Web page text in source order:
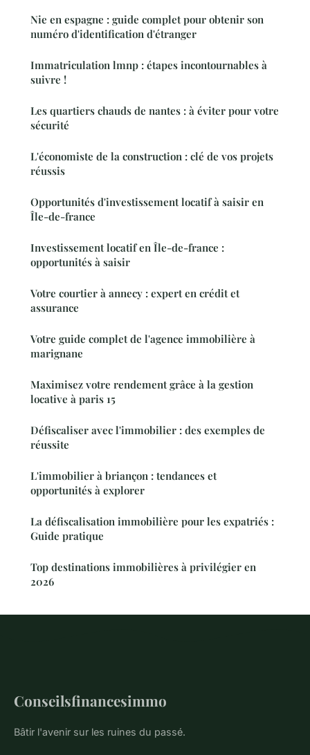
Nie en espagne : guide complet pour obtenir son
numéro d'identification d'étranger
Immatriculation lmnp : étapes incontournables à
suivre !
Les quartiers chauds de nantes : à éviter pour votre
sécurité
L'économiste de la construction : clé de vos projets
réussis
Opportunités d'investissement locatif à saisir en
Île-de-france
Investissement locatif en Île-de-france :
opportunités à saisir
Votre courtier à annecy : expert en crédit et
assurance
Votre guide complet de l'agence immobilière à
marignane
Maximisez votre rendement grâce à la gestion
locative à paris 15
Défiscaliser avec l'immobilier : des exemples de
réussite
L'immobilier à briançon : tendances et
opportunités à explorer
La défiscalisation immobilière pour les expatriés :
Guide pratique
Top destinations immobilières à privilégier en
2026
Conseilsfinancesimmo
Bâtir l'avenir sur les ruines du passé.